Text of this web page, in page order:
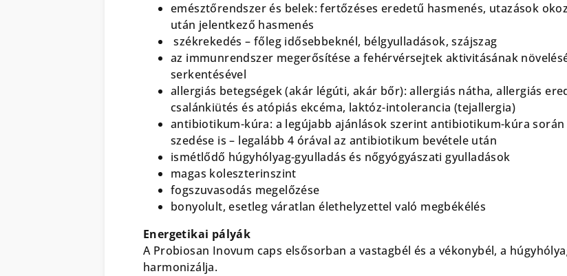
emésztőrendszer és belek: fertőzéses eredetű hasmenés, utazások
után jelentkező hasmenés
székrekedés – főleg idősebbeknél, bélgyulladások, szájszag
az immunrendszer megerősítése a fehérvérsejtek aktivitásának
serkentésével
allergiás betegségek (akár légúti, akár bőr): allergiás nátha, allergiás
csalánkiütés és atópiás ekcéma, laktóz-intolerancia (tejallergia)
antibiotikum-kúra: a legújabb ajánlások szerint antibiotikum-kúra
szedése is – legalább 4 órával az antibiotikum bevétele után
ismétlődő húgyhólyag-gyulladás és nőgyógyászati gyulladások
magas koleszterinszint
fogszuvasodás megelőzése
bonyolult, esetleg váratlan élethelyzettel való megbékélés
Energetikai pályák
A Probiosan Inovum caps elsősorban a vastagbél és a vékonybél, a
harmonizálja.